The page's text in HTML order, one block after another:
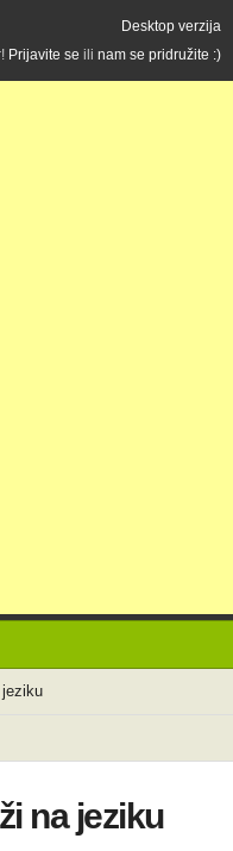
Desktop verzija
Prijavite se ili nam se pridružite :)
na jeziku